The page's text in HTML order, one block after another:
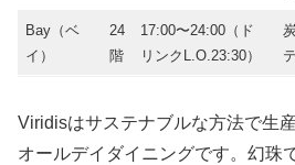
Bay（ベ
イ）
24
階
17:00〜24:00（ド
リンクL.O.23:30）
Viridisはサステナブルな方法で生
オールデイダイニングです。幻珠